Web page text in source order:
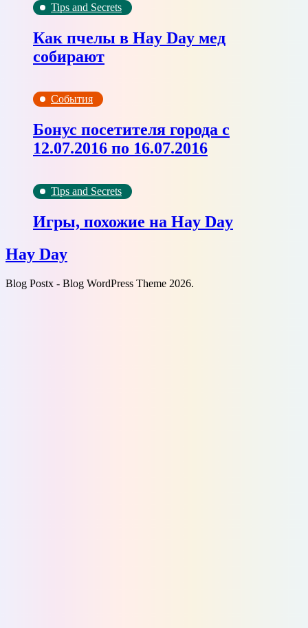
Tips and Secrets
Как пчелы в Hay Day мед
собирают
События
Бонус посетителя города с
12.07.2016 по 16.07.2016
Tips and Secrets
Игры, похожие на Hay Day
Hay Day
Blog Postx - Blog WordPress Theme 2026.